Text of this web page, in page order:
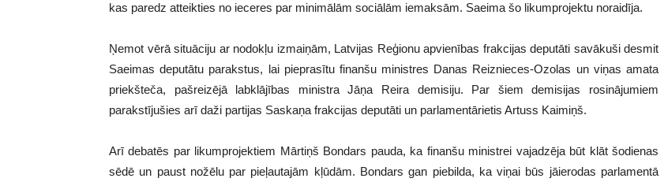
kas paredz atteikties no ieceres par minimālām sociālām iemaksām. Saeima šo likumprojektu noraidīja.
Ņemot vērā situāciju ar nodokļu izmaiņām, Latvijas Reģionu apvienības frakcijas deputāti savākuši desmit
Saeimas deputātu parakstus, lai pieprasītu finanšu ministres Danas Reiznieces-Ozolas un viņas amata
priekšteča, pašreizējā labklājības ministra Jāņa Reira demisiju. Par šiem demisijas rosinājumiem
parakstījušies arī daži partijas Saskaņa frakcijas deputāti un parlamentārietis Artuss Kaimiņš.
Arī debatēs par likumprojektiem Mārtiņš Bondars pauda, ka finanšu ministrei vajadzēja būt klāt šodienas
sēdē un paust nožēlu par pieļautajām kļūdām. Bondars gan piebilda, ka viņai būs jāierodas parlamentā